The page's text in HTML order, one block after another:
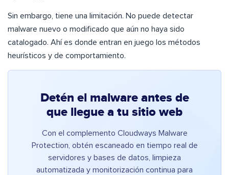
Sin embargo, tiene una limitación. No puede detectar
malware nuevo o modificado que aún no haya sido
catalogado. Ahí es donde entran en juego los métodos
heurísticos y de comportamiento.
Detén el malware antes de
que llegue a tu sitio web
Con el complemento Cloudways Malware
Protection, obtén escaneado en tiempo real de
servidores y bases de datos, limpieza
automatizada y monitorización continua para